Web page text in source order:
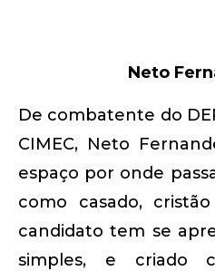
Neto
De combatente do
CIMEC, Neto
espaço por onde
como casado,
candidato tem se
simples, e criado